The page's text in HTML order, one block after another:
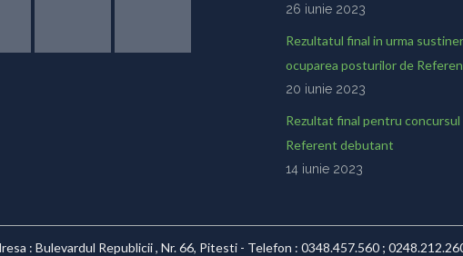
26 iunie 2023
Rezultatul final in urma
ocuparea posturilor de
20 iunie 2023
Rezultat final pentru
Referent debutant
14 iunie 2023
: Bulevardul Republicii , Nr. 66, Pitesti - Telefon : 0348.457.560 ;